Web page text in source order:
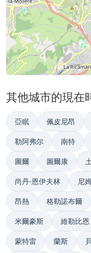
其他城市的現在
亞眠 佩皮尼昂
勒阿弗尔 南特
圖爾 圖爾康
尚丹-恩伊夫林 尼
昂熱 格勒諾布爾
米爾豪斯 維勒比恩
蒙特雷 蘭斯